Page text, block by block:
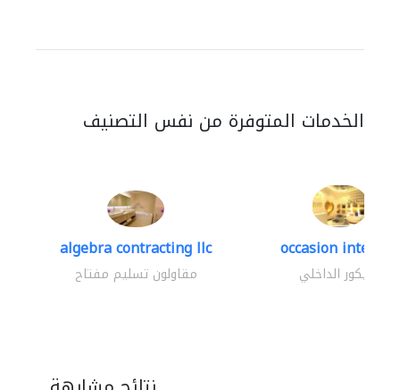
الخدمات المتوفرة من نفس التصنيف
algebra contracting llc
مقاولون تسليم مفتاح
occasion interiors
الديكور الداخلي